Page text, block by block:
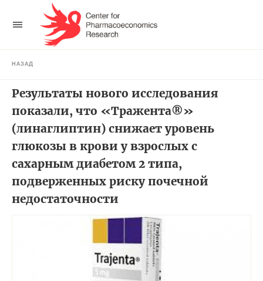
НАЗАД
Результаты нового исследования
показали, что «Тражента®»
(линаглиптин) снижает уровень
глюкозы в крови у взрослых с
сахарным диабетом 2 типа,
подверженных риску почечной
недостаточности